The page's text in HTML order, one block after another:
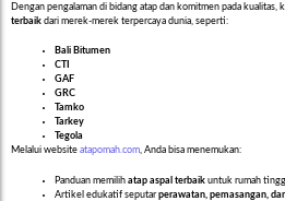
Dengan pengalaman di bidang atap dan komitmen pada kualitas,
terbaik dari merek-merek terpercaya dunia, seperti:
Bali Bitumen
CTI
GAF
GRC
Tamko
Tarkey
Tegola
Melalui website atapomah.com, Anda bisa menemukan:
Panduan memilih atap aspal terbaik untuk rumah
Artikel edukatif seputarperawatan, pemasangan,